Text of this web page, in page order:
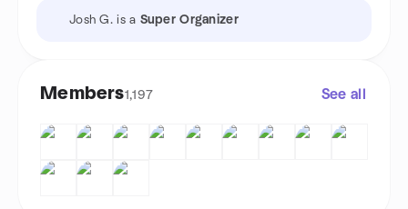
Josh G. is a Super Organizer
Members1,197 See all